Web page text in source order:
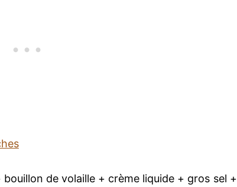
de volaille + crème liquide + gros sel +